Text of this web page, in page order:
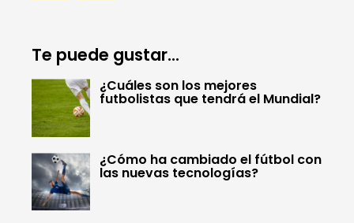
Te puede gustar...
¿Cuáles son los mejores
futbolistas que tendrá el Mundial?
¿Cómo ha cambiado el fútbol con
las nuevas tecnologías?